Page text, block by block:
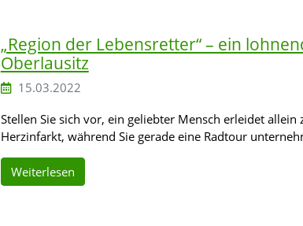
„Region der Lebensretter“ – ein
Oberlausitz
15.03.2022
Stellen Sie sich vor, ein geliebter Mensch erleidet allein
Herzinfarkt, während Sie gerade eine Radtour
Weiterlesen